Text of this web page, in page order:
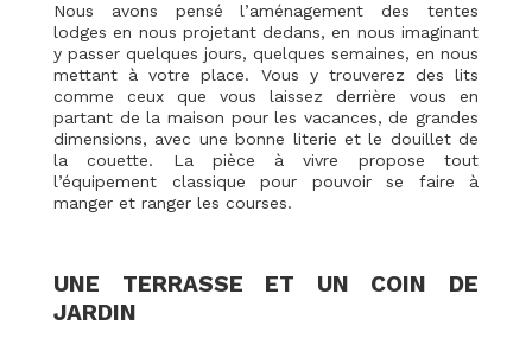
Nous avons pensé l’aménagement des tentes
lodges en nous projetant dedans, en nous imaginant
y passer quelques jours, quelques semaines, en nous
mettant à votre place. Vous y trouverez des lits
comme ceux que vous laissez derrière vous en
partant de la maison pour les vacances, de grandes
dimensions, avec une bonne literie et le douillet de
la couette. La pièce à vivre propose tout
l’équipement classique pour pouvoir se faire à
manger et ranger les courses.
UNE TERRASSE ET UN COIN DE
JARDIN